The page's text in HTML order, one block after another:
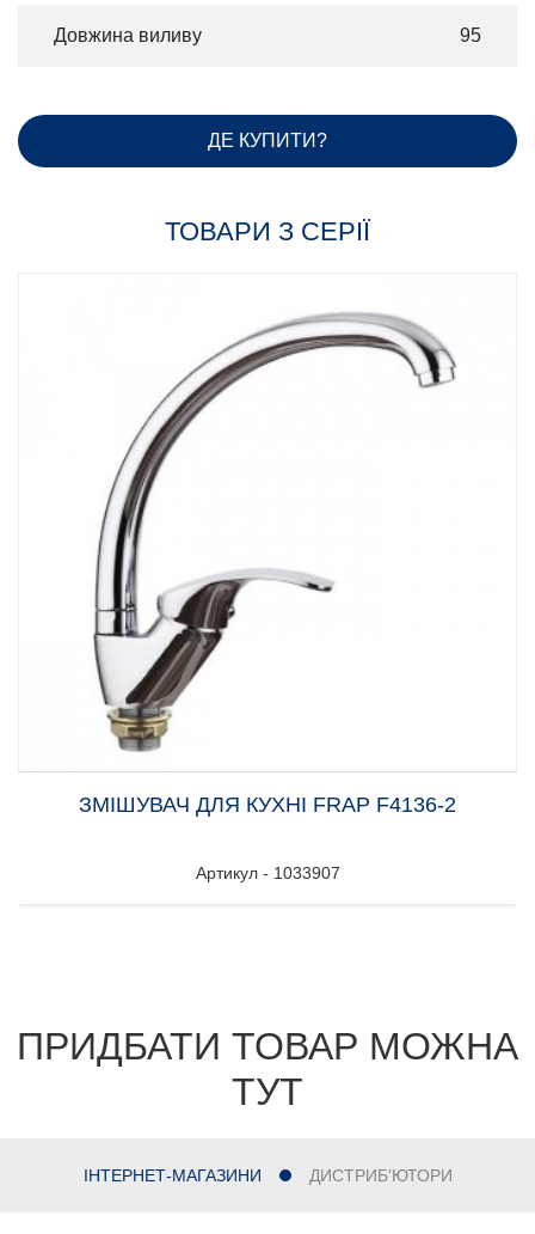
Довжина виливу 95
ДЕ КУПИТИ?
ТОВАРИ З СЕРІЇ
ЗМІШУВАЧ ДЛЯ КУХНІ FRAP F4136-2
Артикул - 1033907
ПРИДБАТИ ТОВАР МОЖНА
ТУТ
ІНТЕРНЕТ-МАГАЗИНИ ДИСТРИБ'ЮТОРИ